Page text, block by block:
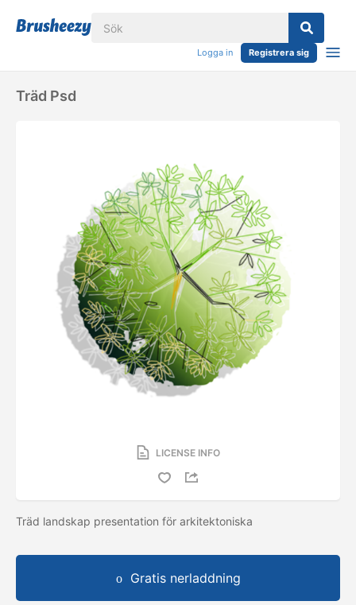
Logga in Registrera sig
Träd Psd
LICENSE INFO
Träd landskap presentation för arkitektoniska
Gratis nerladdning